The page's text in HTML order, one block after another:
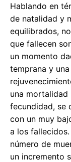
Hablando en
de natalidad y
equilibrados,
que fallecen
un momento
temprana y
una
fecundidad, se
con un muy
a los
número de
un incremento